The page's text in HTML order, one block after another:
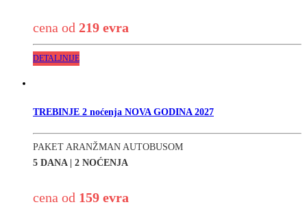
cena od 219 evra
DETALJNIJE
TREBINJE 2 noćenja NOVA GODINA 2027
PAKET ARANŽMAN AUTOBUSOM
5 DANA | 2 NOĆENJA
cena od 159 evra